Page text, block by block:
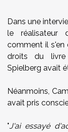
Dans une
le réalisateur
comment il s'en
droits du livre
Spielberg avait
Néanmoins,
avait pris
"J'ai essayé